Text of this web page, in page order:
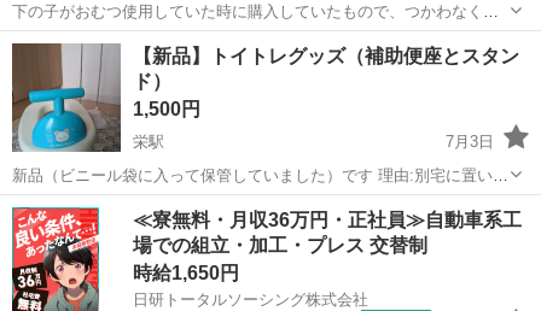
下の子がおむつ使用していた時に購入していたもので、つかわなくな
ったまましまっていました。 1袋下のところを引っ掛けたように破れ
ていました←3枚目の写真をご確認ください。 4枚目の写真の 記名あり
のもの、開封済で袋に入れて保...
岡山 赤磐市 瀬戸駅 ベビー用品 マミーポコ
【新品】トイトレグッズ（補助便座とスタン
ド）
1,500円
栄駅
7月3日
新品（ビニール袋に入って保管していました）です 理由:別宅に置いて
いましたが、別宅に行かない間に使わずできるようになったため 補助
便座自体は西松屋で1200円ほど スタンドはリッチェルの1700円ほど
もしよければ使って...
岡山 倉敷市 栄駅 ベビー用品 補助便座
≪寮無料・月収36万円・正社員≫自動車系工
場での組立・加工・プレス 交替制
時給1,650円
日研トータルソーシング株式会社